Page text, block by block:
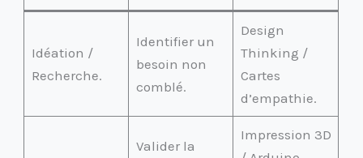
Idéation /
Recherche.
Identifier un
besoin non
comblé.
Design
Thinking /
Cartes
d’empathie.
Valider la
Impression 3D